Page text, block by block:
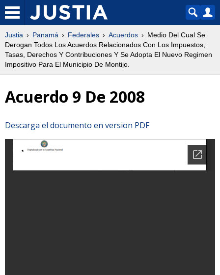
Justia Panamá Federales Acuerdos
Medio Del Cual Se
Derogan Todos Los Acuerdos Relacionados Con Los Impuestos,
Tasas, Derechos Y Contribuciones Y Se Adopta El Nuevo Regimen
Impositivo Para El Municipio De Montijo.
Acuerdo 9 De 2008
Descarga el documento en version PDF